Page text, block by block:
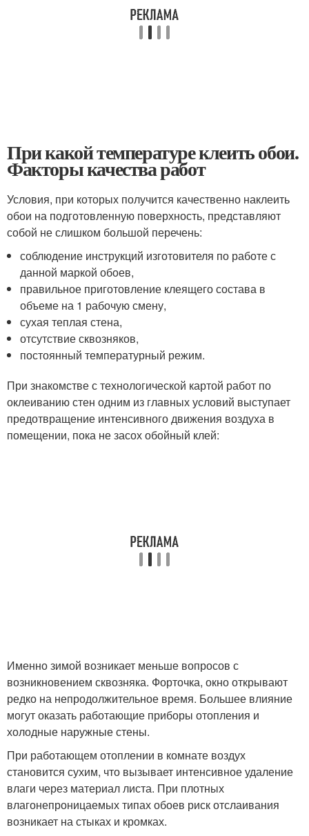
При какой температуре клеить обои.
Факторы качества работ
Условия, при которых получится качественно наклеить
обои на подготовленную поверхность, представляют
собой не слишком большой перечень:
соблюдение инструкций изготовителя по работе с
данной маркой обоев,
правильное приготовление клеящего состава в
объеме на 1 рабочую смену,
сухая теплая стена,
отсутствие сквозняков,
постоянный температурный режим.
При знакомстве с технологической картой работ по
оклеиванию стен одним из главных условий выступает
предотвращение интенсивного движения воздуха в
помещении, пока не засох обойный клей:
Именно зимой возникает меньше вопросов с
возникновением сквозняка. Форточка, окно открывают
редко на непродолжительное время. Большее влияние
могут оказать работающие приборы отопления и
холодные наружные стены.
При работающем отоплении в комнате воздух
становится сухим, что вызывает интенсивное удаление
влаги через материал листа. При плотных
влагонепроницаемых типах обоев риск отслаивания
возникает на стыках и кромках.